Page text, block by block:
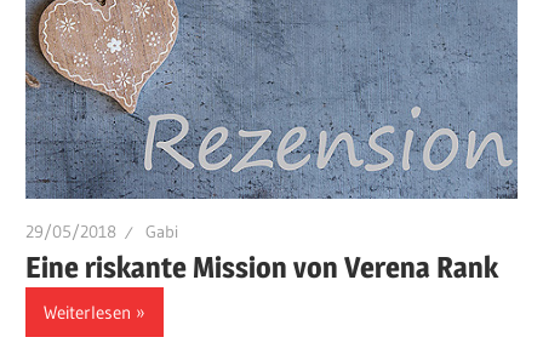
29/05/2018 Gabi
Eine riskante Mission von Verena Rank
Weiterlesen